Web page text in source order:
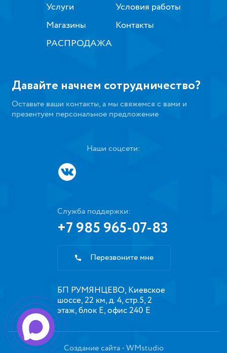
Услуги
Магазины
РАСПРОДАЖА
Условия работы
Контакты
Давайте начнем сотрудничество?
Оставьте ваши контакты, а мы свяжемся с вами и
презентуем персональное предложение
Наши соцсети:
Служба поддержки:
+7 985 965-07-83
Перезвоните мне
БП РУМЯНЦЕВО, Киевское
шоссе, 22 км, д. 4, стр.5, 2
этаж, блок Е, офис 240 Е
Создание сайта- WMstudio